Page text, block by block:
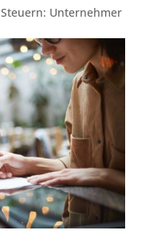
Steuern: Unternehmer